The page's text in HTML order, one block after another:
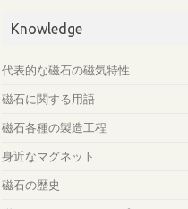
Knowledge
代表的な磁石の磁気特性
磁石に関する用語
磁石各種の製造工程
身近なマグネット
磁石の歴史